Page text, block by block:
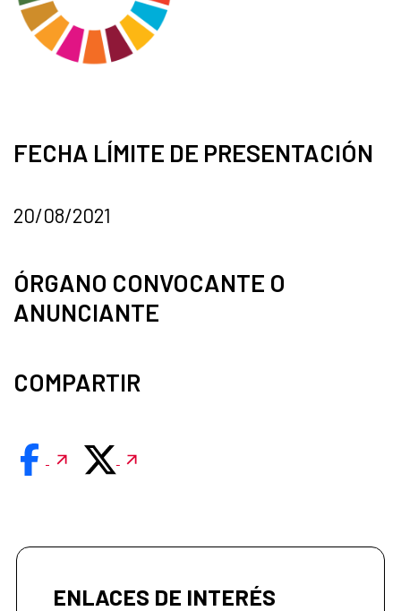
FECHA LÍMITE DE PRESENTACIÓN
20/08/2021
ÓRGANO CONVOCANTE O
ANUNCIANTE
COMPARTIR
ENLACES DE INTERÉS